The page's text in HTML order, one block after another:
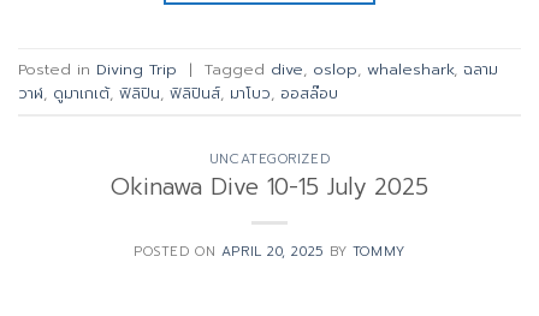
Posted in Diving Trip | Tagged dive, oslop, whaleshark, ฉลาม
วาฬ, ดูมาเกเต้, ฟิลิปิน, ฟิลิปินส์, มาโบว, ออสล๊อบ
UNCATEGORIZED
Okinawa Dive 10-15 July 2025
POSTED ON APRIL 20, 2025 BY TOMMY